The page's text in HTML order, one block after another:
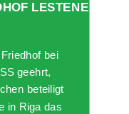
LESTENE
bei
geehrt,
beteiligt
in Riga das